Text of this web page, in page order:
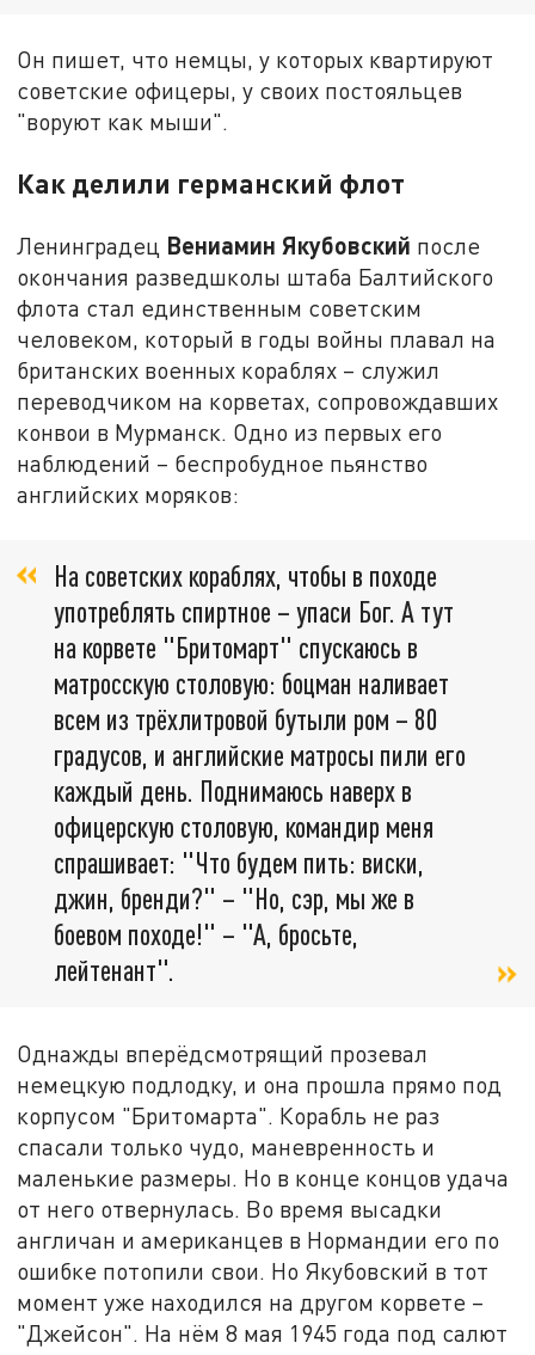
Он пишет, что немцы, у которых квартируют
советские офицеры, у своих постояльцев
"воруют как мыши".
Как делили германский флот
Ленинградец Вениамин Якубовский после
окончания разведшколы штаба Балтийского
флота стал единственным советским
человеком, который в годы войны плавал на
британских военных кораблях – служил
переводчиком на корветах, сопровождавших
конвои в Мурманск. Одно из первых его
наблюдений – беспробудное пьянство
английских моряков:
На советских кораблях, чтобы в походе
употреблять спиртное – упаси Бог. А тут
на корвете "Бритомарт" спускаюсь в
матросскую столовую: боцман наливает
всем из трёхлитровой бутыли ром – 80
градусов, и английские матросы пили его
каждый день. Поднимаюсь наверх в
офицерскую столовую, командир меня
спрашивает: "Что будем пить: виски,
джин, бренди?" – "Но, сэр, мы же в
боевом походе!" – "А, бросьте,
лейтенант".
Однажды вперёдсмотрящий прозевал
немецкую подлодку, и она прошла прямо под
корпусом "Бритомарта". Корабль не раз
спасали только чудо, маневренность и
маленькие размеры. Но в конце концов удача
от него отвернулась. Во время высадки
англичан и американцев в Нормандии его по
ошибке потопили свои. Но Якубовский в тот
момент уже находился на другом корвете –
"Джейсон". На нём 8 мая 1945 года под салют